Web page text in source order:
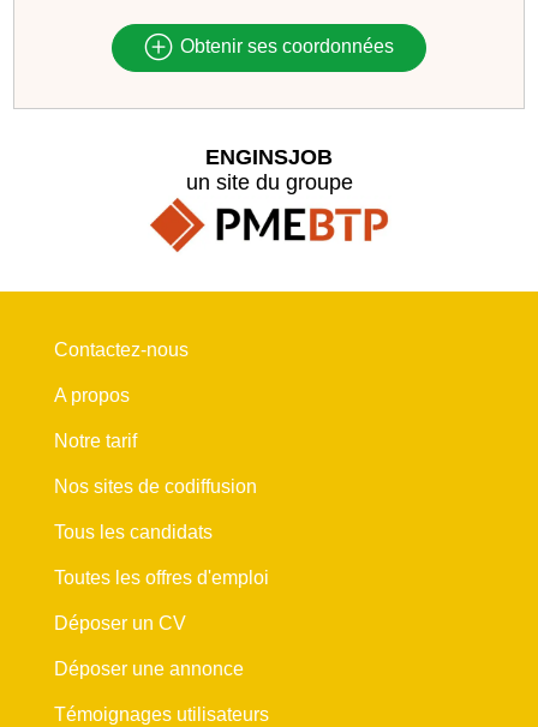
Obtenir ses coordonnées
ENGINSJOB
un site du groupe
Contactez-nous
A propos
Notre tarif
Nos sites de codiffusion
Tous les candidats
Toutes les offres d'emploi
Déposer un CV
Déposer une annonce
Témoignages utilisateurs